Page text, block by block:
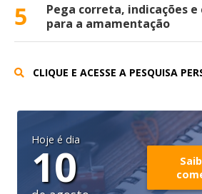
5
Pega correta, indicações
para a amamentação
CLIQUE E ACESSE A PESQUISA
Hoje é dia
10